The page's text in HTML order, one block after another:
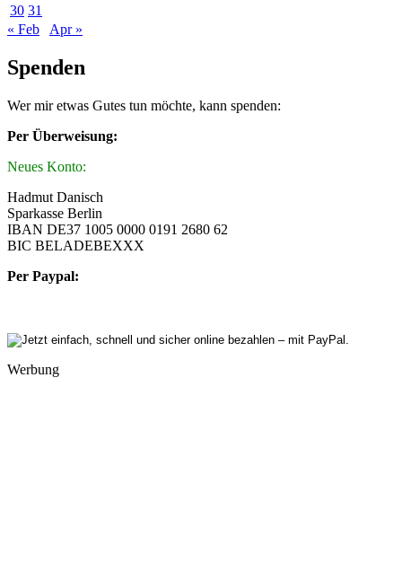
30 31
« Feb
Apr »
Spenden
Wer mir etwas Gutes tun möchte, kann spenden:
Per Überweisung:
Neues Konto:
Hadmut Danisch
Sparkasse Berlin
IBAN DE37 1005 0000 0191 2680 62
BIC BELADEBEXXX
Per Paypal:
Werbung